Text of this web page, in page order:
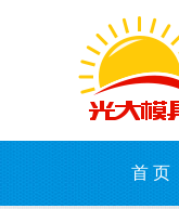
首 页